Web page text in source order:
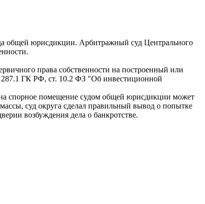
общей юрисдикции. Арбитражный суд Центрального
права собственности на построенный или
287.1 ГК РФ, ст. 10.2 ФЗ "Об инвестиционной
на спорное помещение судом общей юрисдикции может
суд округа сделал правильный вывод о попытке
возбуждения дела о банкротстве.